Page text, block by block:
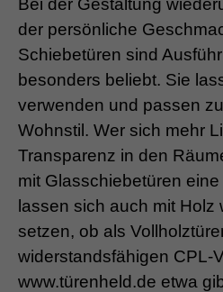
der persönliche
Schiebetüren sind
besonders beliebt. Sie
verwenden und passen
Wohnstil. Wer sich mehr
Transparenz in den
mit Glasschiebetüren
lassen sich auch mit Holz
setzen, ob als
widerstandsfähigen CPL-
www.türenheld.de etwa